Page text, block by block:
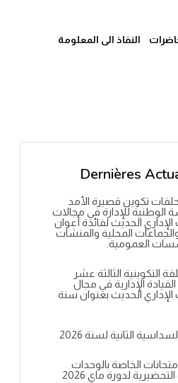
النفاذ الى المعلومة
Dernières
تكوين قصيرة الأمد
الوطنية للإدارة في مجالات
الحديث لفائدة أعوان
المحلية والمنشآت
العمومية.
التكوينية الثالثة عشر
الإدارية في مجال
الإداري الحديث بعنوان سنة
الثانية لسنة 2026
الخاصة بالوحدات
لدورة ماي 2026